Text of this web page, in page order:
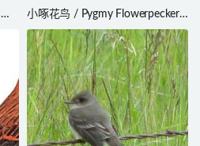
小啄花鸟 / Pygmy Flowerpecker /
Dicaeum pygmaeum